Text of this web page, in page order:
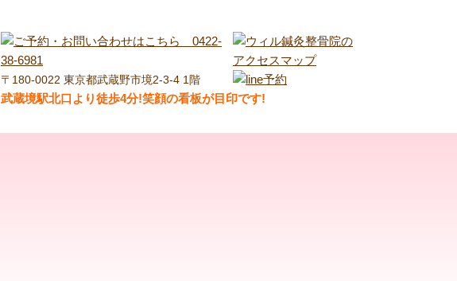
〒180-0022 東京都武蔵野市境2-3-4 1階
武蔵境駅北口より徒歩4分!笑顔の看板が目印です!